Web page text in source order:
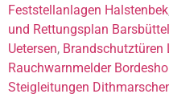
Feststellanlagen Halstenbek
und Rettungsplan
Uetersen, Brandschutztüren
Rauchwarnmelder
Steigleitungen